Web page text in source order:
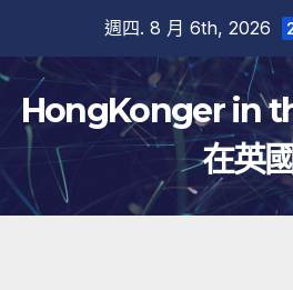
內
容
週四. 8 月 6th, 2026
HongKonger in
在英國